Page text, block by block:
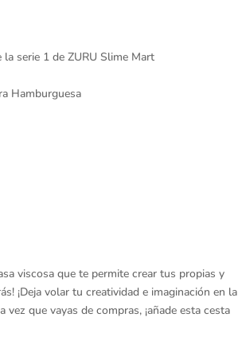
serie 1 de ZURU Slime Mart
Hamburguesa
viscosa que te permite crear tus propias y
¡Deja volar tu creatividad e imaginación en la
que vayas de compras, ¡añade esta cesta